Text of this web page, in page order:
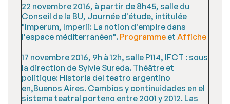
22 novembre 2016, à partir de 8h45, salle du
Conseil de la BU, Journée d'étude, intitulée
"Imperum, Imperii: La notion d'empire dans
l'espace méditerranéen". Programme et Affiche
17 novembre 2016, 9h à 12h, salle P114, IFCT : sous
la direction de Sylvie Sureda. Théâtre et
politique: Historia del teatro argentino
en,Buenos Aires. Cambios y continuidades en el
sistema teatral porteno entre 2001 y 2012. Las